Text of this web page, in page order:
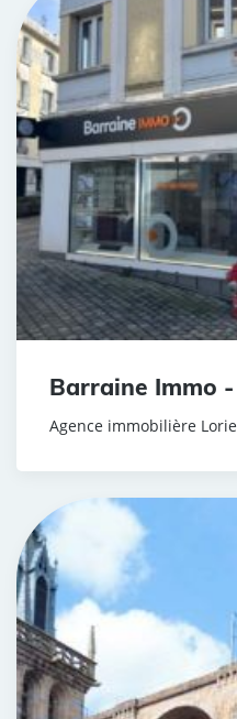
Barraine Immo
Agence immobilière